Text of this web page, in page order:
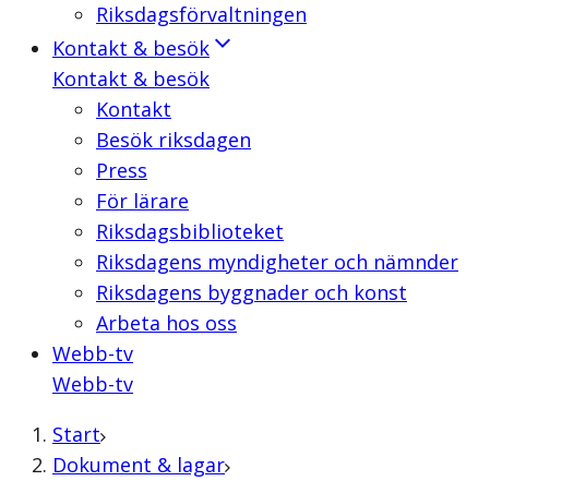
Riksdagsförvaltningen
Kontakt & besök
Kontakt & besök
Kontakt
Besök riksdagen
Press
För lärare
Riksdagsbiblioteket
Riksdagens myndigheter och nämnder
Riksdagens byggnader och konst
Arbeta hos oss
Webb-tv
Webb-tv
Start
Dokument & lagar